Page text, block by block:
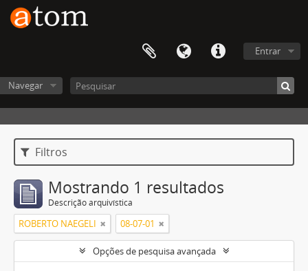
Entrar
Navegar
Filtros
Mostrando 1 resultados
Descrição arquivística
ROBERTO NAEGELI 08-07-01
Opções de pesquisa avançada